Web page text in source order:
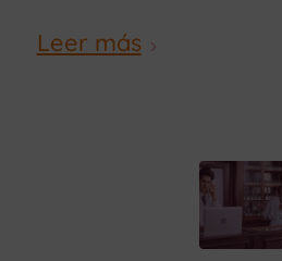
Leer más